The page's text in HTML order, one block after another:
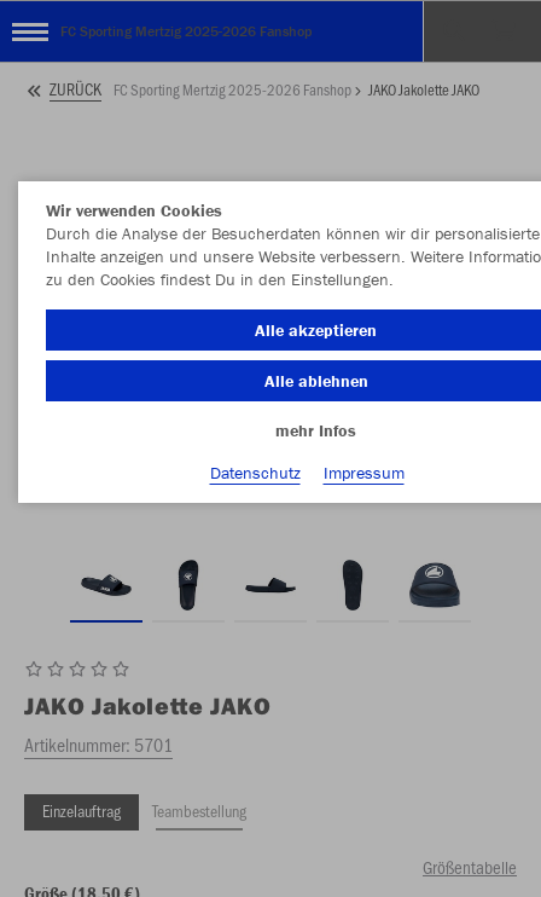
FC Sporting Mertzig 2025-2026 Fanshop
ZURÜCK FC Sporting Mertzig 2025-2026 Fanshop JAKO Jakolette JAKO
JAKO Jakolette JAKO
Artikelnummer: 5701
Einzelauftrag Teambestellung
Größentabelle
Wir verwenden Cookies
Durch die Analyse der Besucherdaten können wir dir personalisierte
Inhalte anzeigen und unsere Website verbessern. Weitere
zu den Cookies findest Du in den Einstellungen.
Alle akzeptieren
Alle ablehnen
mehr Infos
Datenschutz
Impressum